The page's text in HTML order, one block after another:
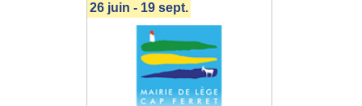
26 juin - 19 sept.